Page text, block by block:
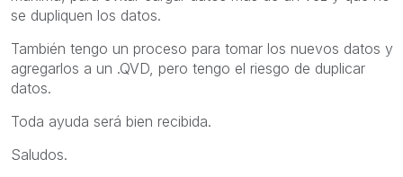
se dupliquen los datos.
También tengo un proceso para tomar los nuevos datos y
agregarlos a un .QVD, pero tengo el riesgo de duplicar
datos.
Toda ayuda será bien recibida.
Saludos.